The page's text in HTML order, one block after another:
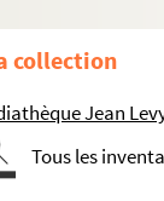
collection
Jean
Tous les